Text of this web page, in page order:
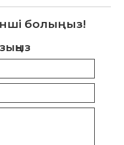
болыңыз!